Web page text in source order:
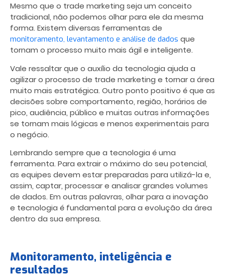
Mesmo que o trade marketing seja um conceito
tradicional, não podemos olhar para ele da mesma
forma. Existem diversas ferramentas de
monitoramento, levantamento e análise de dados que
tornam o processo muito mais ágil e inteligente.
Vale ressaltar que o auxílio da tecnologia ajuda a
agilizar o processo de trade marketing e tornar a área
muito mais estratégica. Outro ponto positivo é que as
decisões sobre comportamento, região, horários de
pico, audiência, público e muitas outras informações
se tornam mais lógicas e menos experimentais para
o negócio.
Lembrando sempre que a tecnologia é uma
ferramenta. Para extrair o máximo do seu potencial,
as equipes devem estar preparadas para utilizá-la e,
assim, captar, processar e analisar grandes volumes
de dados. Em outras palavras, olhar para a inovação
e tecnologia é fundamental para a evolução da área
dentro da sua empresa.
Monitoramento, inteligência e
resultados